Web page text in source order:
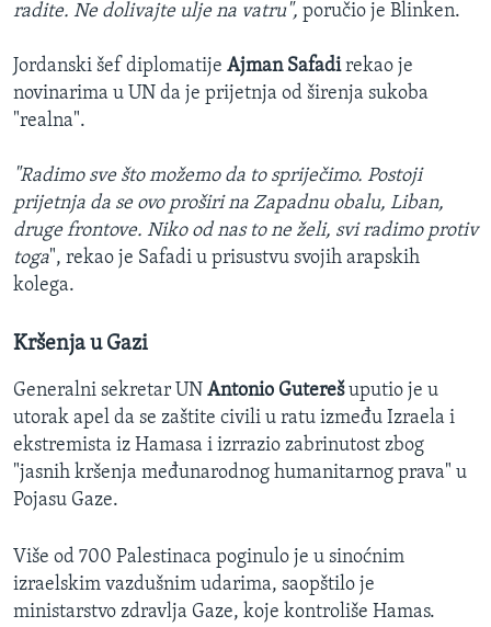
radite. Ne dolivajte ulje na vatru", poručio je Blinken.
Jordanski šef diplomatije Ajman Safadirekao je
novinarima u UN da je prijetnja od širenja sukoba
"realna".
"Radimo sve što možemo da to spriječimo. Postoji
prijetnja da se ovo proširi na Zapadnu obalu, Liban,
druge frontove. Niko od nas to ne želi, svi radimo protiv
toga", rekao je Safadi u prisustvu svojih arapskih
kolega.
Kršenja u Gazi
Generalni sekretar UN Antonio Guterešuputio je u
utorak apel da se zaštite civili u ratu između Izraela i
ekstremista iz Hamasa i izrrazio zabrinutost zbog
"jasnih kršenja međunarodnog humanitarnog prava" u
Pojasu Gaze.
Više od 700 Palestinaca poginulo je u sinoćnim
izraelskim vazdušnim udarima, saopštilo je
ministarstvo zdravlja Gaze, koje kontroliše Hamas.